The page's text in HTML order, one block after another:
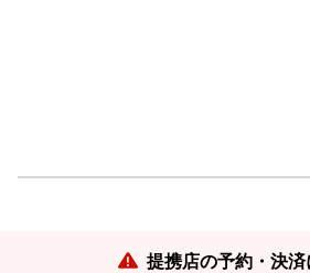
提携店の予約・決済